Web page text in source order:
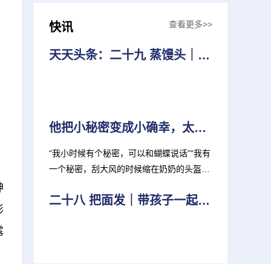
快讯 查看更多>>
天天头条：二十九 蒸馒头｜带孩子一起知年俗
他把小秘密变成小确幸，太治愈啦！
“我小时候有个秘密，可以和蝴蝶说话”“我有
一个秘密，刮大风的时候缩在奶奶的头盔后
二十八 把面发｜带孩子一起知年俗